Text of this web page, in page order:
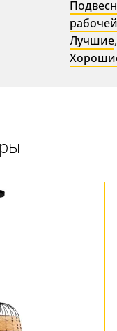
Лучшие,